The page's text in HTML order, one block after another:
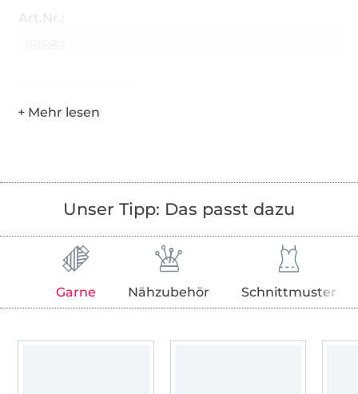
Art.Nr.:
Unser Tipp: Das passt dazu
Garne Nähzubehör Schnittmuster